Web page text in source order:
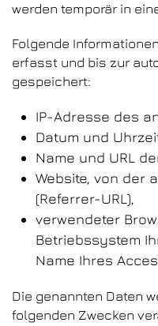
werden temporär in
Folgende
erfasst und bis zur
gespeichert:
IP-Adresse des
Datum und
Name und URL
Website, von der
(Referrer-URL),
verwendeter
Betriebssystem
Name Ihres
Die genannten Daten
folgenden Zwecken